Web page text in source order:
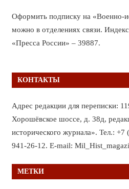
Оформить подписку на «Военно-
можно в отделениях связи.
«Пресса России» – 39887.
КОНТАКТЫ
Адрес редакции для переписки:
Хорошёвское шоссе, д. 38д,
исторического журнала». Тел.:
941-26-12. E-mail:
МЕТКИ